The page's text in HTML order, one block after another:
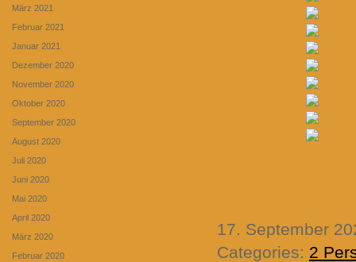
17. September
Categories: 2
März 2021
Februar 2021
Januar 2021
Dezember 2020
November 2020
Oktober 2020
September 2020
August 2020
Juli 2020
Juni 2020
Mai 2020
April 2020
März 2020
Februar 2020